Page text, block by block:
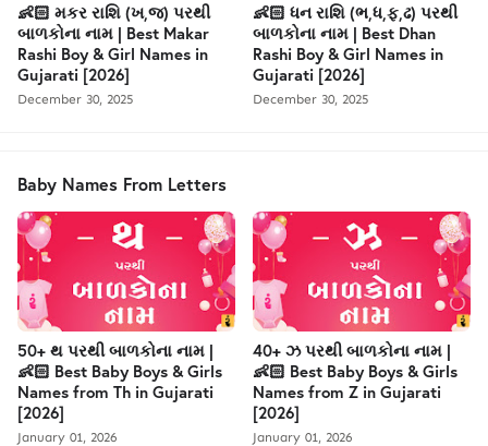
👶🏻 મકર રાશિ (ખ,જ) પરથી
બાળકોના નામ | Best Makar
Rashi Boy & Girl Names in
Gujarati [2026]
December 30, 2025
👶🏻 ધન રાશિ (ભ,ધ,ફ,ઢ) પરથી
બાળકોના નામ | Best Dhan
Rashi Boy & Girl Names in
Gujarati [2026]
December 30, 2025
Baby Names From Letters
50+ થ પરથી બાળકોના નામ |
👶🏻 Best Baby Boys & Girls
Names from Th in Gujarati
[2026]
January 01, 2026
40+ ઝ પરથી બાળકોના નામ |
👶🏻 Best Baby Boys & Girls
Names from Z in Gujarati
[2026]
January 01, 2026